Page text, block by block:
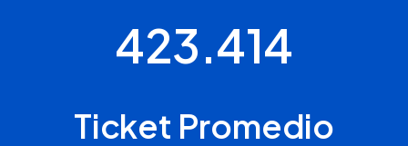
423.414
Ticket Promedio